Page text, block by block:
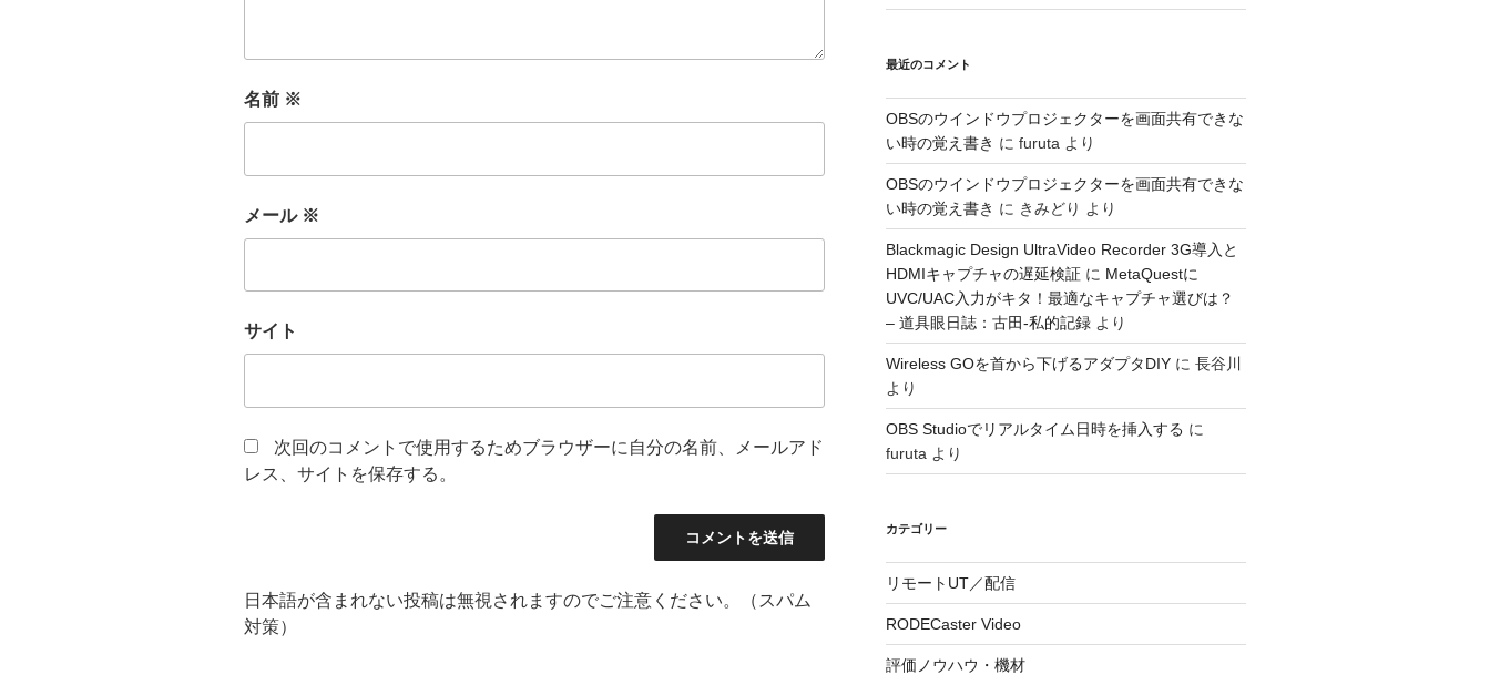
名前 ※
メール ※
サイト
次回のコメントで使用するためブラウザーに自分の名前、メールアド
レス、サイトを保存する。
日本語が含まれない投稿は無視されますのでご注意ください。（スパム
対策）
最近のコメント
OBSのウインドウプロジェクターを画面共有できな
い時の覚え書き に furutaより
OBSのウインドウプロジェクターを画面共有できな
い時の覚え書き に きみどり より
Blackmagic Design UltraVideo Recorder 3G導入と
HDMIキャプチャの遅延検証に MetaQuestに
UVC/UAC入力がキタ！最適なキャプチャ選びは？
– 道具眼日誌：古田-私的記録より
Wireless GOを首から下げるアダプタDIYに 長谷川
より
OBS Studioでリアルタイム日時を挿入する に
furutaより
カテゴリー
リモートUT／配信
RODECaster Video
評価ノウハウ・機材